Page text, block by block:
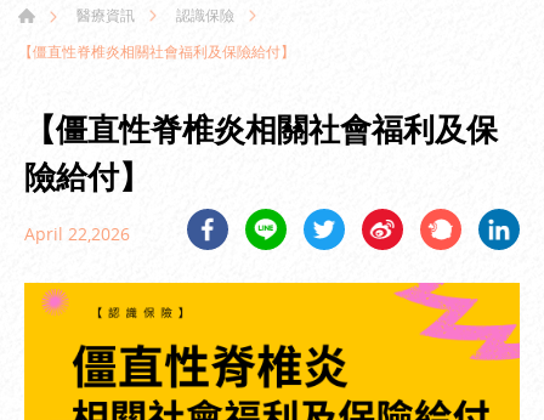
醫療資訊
認識保險
【僵直性脊椎炎相關社會福利及保險給付】
【僵直性脊椎炎相關社會福利及保
險給付】
April 22,2026